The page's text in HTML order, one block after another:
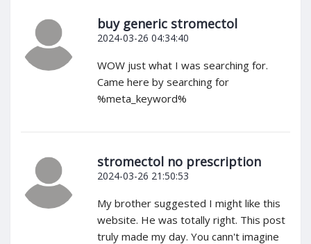
buy generic stromectol
2024-03-26 04:34:40
WOW just what I was searching for.
Came here by searching for
%meta_keyword%
stromectol no prescription
2024-03-26 21:50:53
My brother suggested I might like this
website. He was totally right. This post
truly made my day. You cann't imagine